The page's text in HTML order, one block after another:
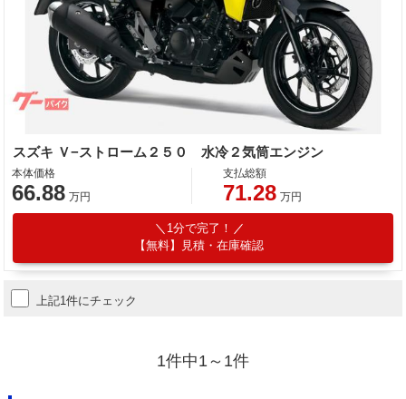
スズキ Ｖ−ストローム２５０ 水冷２気筒エンジン
本体価格
66.88 万円
支払総額
71.28 万円
1分で完了！
【無料】見積・在庫確認
上記1件にチェック
1件中1～1件